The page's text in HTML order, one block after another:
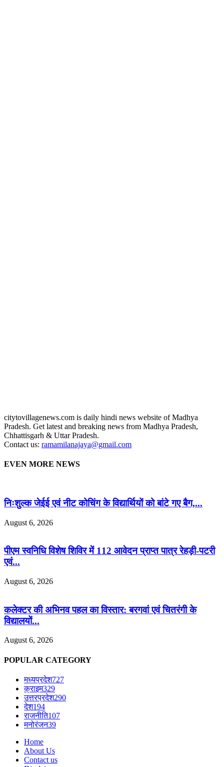
citytovillagenews.com is daily hindi news website of Madhya
Pradesh. Get latest and breaking news from Madhya Pradesh,
Chhattisgarh & Uttar Pradesh.
Contact us: ramamilanajaya@gmail.com
EVEN MORE NEWS
निःशुल्क जेईई एवं नीट कोचिंग के विद्यार्थियों को बांटे गए बैग,...
August 6, 2026
पीएम स्वनिधि विशेष शिविर में 112 आवेदन प्राप्त पात्र रेहड़ी-पटरी
एवं...
August 6, 2026
कलेक्टर की अभिनव पहल का विस्तार: बरगवां एवं चितरंगी के
विद्यालयों...
August 6, 2026
POPULAR CATEGORY
मध्यप्रदेश727
क्राइम329
उत्तरप्रदेश290
देश194
राजनीति107
मनोरंजन39
Home
About Us
Contact us